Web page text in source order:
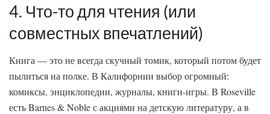
4. Что-то для чтения (или
совместных впечатлений)
Книга — это не всегда скучный томик, который потом будет
пылиться на полке. В Калифорнии выбор огромный:
комиксы, энциклопедии, журналы, книги-игры. В Roseville
есть Barnes & Noble с акциями на детскую литературу, а в